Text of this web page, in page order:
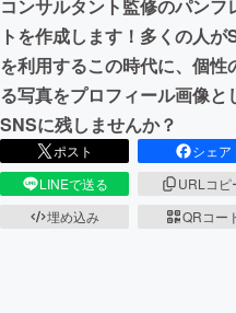
CAMPFIRE for Social
CAMPFIREふるさと
コンサルタント監修のパンフ
トを作成します！多くの人が
を利用するこの時代に、個性
る写真をプロフィール画像と
SNSに残しませんか？
ポスト
シェア
LINEで送る
URLコピ
埋め込み
QRコー